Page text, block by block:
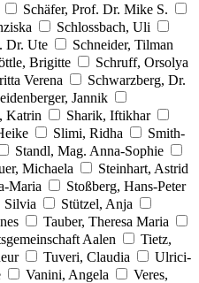
Schäfer, Prof. Dr. Mike S.
Schlossbach, Uli
Dr. Ute
Schneider, Tilman
Brigitte
Schruff, Orsolya
Verena
Schwarzberg, Dr.
Jannik
Katrin
Sharik, Iftikhar
Slimi, Ridha
Smith-
Standl, Mag. Anna-Sophie
Michaela
Steinhart, Astrid
Maria
Stoßberg, Hans-Peter
Silvia
Stützel, Anja
Tauber, Theresa Maria
Aalen
Tietz,
Tuveri, Claudia
Ulrici-
Vanini, Angela
Veres,